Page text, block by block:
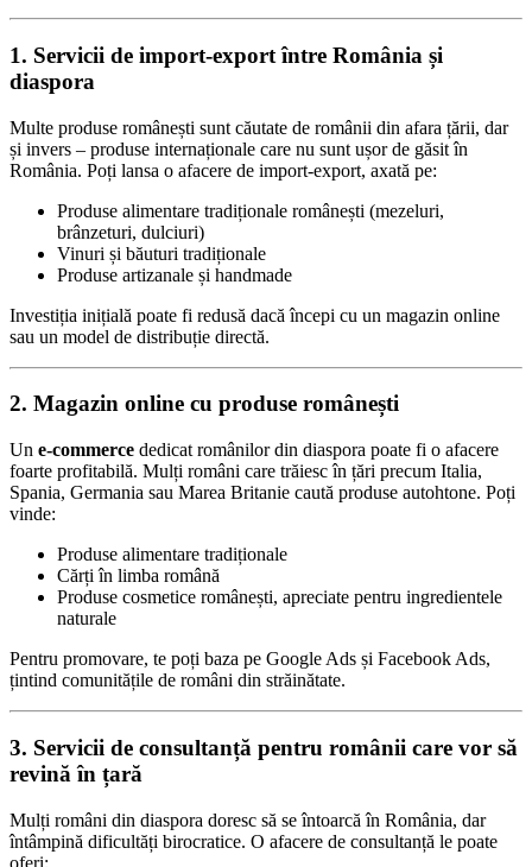
1. Servicii de import-export între România și
diaspora
Multe produse românești sunt căutate de românii din afara țării, dar
și invers – produse internaționale care nu sunt ușor de găsit în
România. Poți lansa o afacere de import-export, axată pe:
Produse alimentare tradiționale românești (mezeluri,
brânzeturi, dulciuri)
Vinuri și băuturi tradiționale
Produse artizanale și handmade
Investiția inițială poate fi redusă dacă începi cu un magazin online
sau un model de distribuție directă.
2. Magazin online cu produse românești
Un e-commerce dedicat românilor din diaspora poate fi o afacere
foarte profitabilă. Mulți români care trăiesc în țări precum Italia,
Spania, Germania sau Marea Britanie caută produse autohtone. Poți
vinde:
Produse alimentare tradiționale
Cărți în limba română
Produse cosmetice românești, apreciate pentru ingredientele
naturale
Pentru promovare, te poți baza pe Google Ads și Facebook Ads,
țintind comunitățile de români din străinătate.
3. Servicii de consultanță pentru românii care vor să
revină în țară
Mulți români din diaspora doresc să se întoarcă în România, dar
întâmpină dificultăți birocratice. O afacere de consultanță le poate
oferi: